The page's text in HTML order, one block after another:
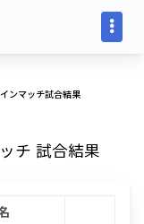
ンマッチ試合結果
チ 試合結果